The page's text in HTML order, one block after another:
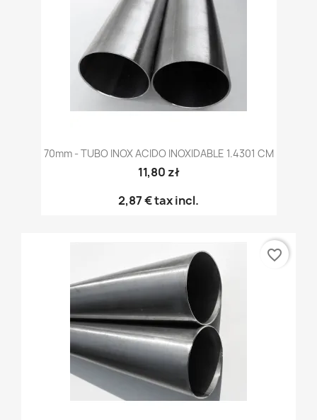
70mm - TUBO INOX ACIDO INOXIDABLE 1.4301 CM
11,80 zł
2,87 €tax incl.
favorite_border